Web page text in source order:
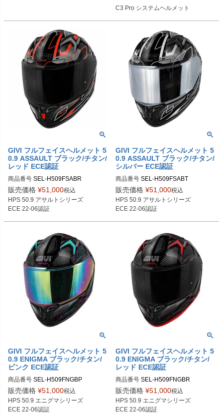
XL 4367117360
XXL 4367118360
XXXL 4367119360
XL　4361017360
XXL　4361018360
XXXL　4361019360
C3 Pro システムヘルメット
GIVI フルフェイスヘルメット 5
0.9 ASSAULT ブラック/チタン/
レッド ECE認証
商品番号 SEL-H509FSABR
H509FSABR54　サイズ54/XS
H509FSABR56　サイズ56/S
H509FSABR60　サイズ60/L
H509FSABR61　サイズ61/XL
H509FSABR63　サイズ63/XXL
販売価格 ¥51,000税込
HPS 50.9 アサルトシリーズ
ECE 22-06認証
GIVI フルフェイスヘルメット 5
0.9 ASSAULT ブラック/チタン/
シルバー ECE認証
商品番号 SEL-H509FSABT
H509FSABT54　サイズ54/XS
H509FSABT56　サイズ56/S
H509FSABT60　サイズ60/L
H509FSABT61　サイズ61/XL
H509FSABT63　サイズ63/XXL
販売価格 ¥51,000税込
HPS 50.9 アサルトシリーズ
ECE 22-06認証
GIVI フルフェイスヘルメット 5
0.9 ENIGMA ブラック/チタン/
ピンク ECE認証
商品番号 SEL-H509FNGBP
H509FNGBP54　サイズ54/XS
H509FNGBP56　サイズ56/S
販売価格 ¥51,000税込
HPS 50.9 エニグマシリーズ
ECE 22-06認証
GIVI フルフェイスヘルメット 5
0.9 ENIGMA ブラック/チタン/
レッド ECE認証
商品番号 SEL-H509FNGBR
H509FNGBR54　サイズ54/XS
H509FNGBR56　サイズ56/S
販売価格 ¥51,000税込
HPS 50.9 エニグマシリーズ
ECE 22-06認証